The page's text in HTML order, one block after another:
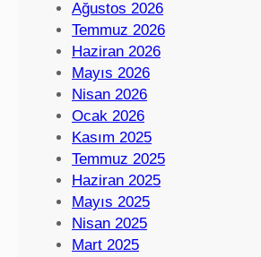
Ağustos 2026
Temmuz 2026
Haziran 2026
Mayıs 2026
Nisan 2026
Ocak 2026
Kasım 2025
Temmuz 2025
Haziran 2025
Mayıs 2025
Nisan 2025
Mart 2025